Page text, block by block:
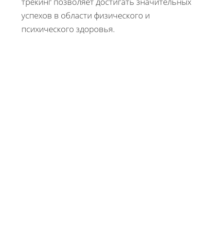
успехов в области физического и
психического здоровья.